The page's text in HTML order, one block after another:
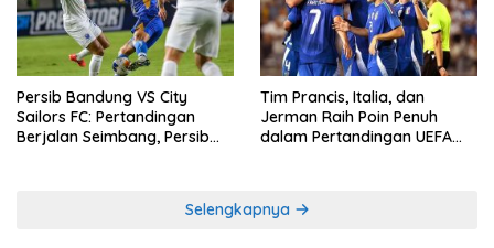
Persib Bandung VS City
Sailors FC: Pertandingan
Berjalan Seimbang, Persib
Tim Prancis, Italia, dan
Jerman Raih Poin Penuh
dalam Pertandingan UEFA
Selengkapnya